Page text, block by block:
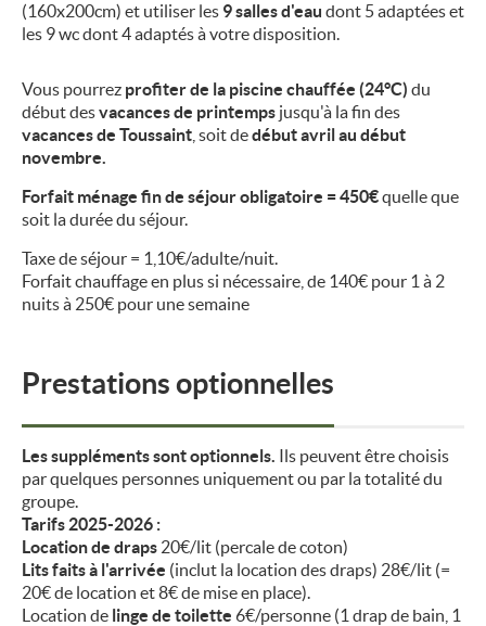
(160x200cm) et utiliser les 9 salles d'eau dont 5 adaptées et
les 9 wc dont 4 adaptés à votre disposition.
Vous pourrez profiter de la piscine chauffée (24°C) du
début desvacances de printemps jusqu'à la fin des
vacances de Toussaint , soit dedébut avril au début
novembre.
Forfait ménage fin de séjour obligatoire = 450€quelle que
soit la durée du séjour.
Taxe de séjour = 1,10€/adulte/nuit.
Forfait chauffage en plus si nécessaire, de 140€ pour 1 à 2
nuits à 250€ pour une semaine
Prestations optionnelles
Les suppléments sont optionnels. Ils peuvent être choisis
par quelques personnes uniquement ou par la totalité du
groupe.
Tarifs 2025-2026 :
Location de draps 20€/lit (percale de coton)
Lits faits à l'arrivée (inclut la location des draps) 28€/lit (=
20€ de location et 8€ de mise en place).
Location de linge de toilette 6€/personne (1 drap de bain, 1